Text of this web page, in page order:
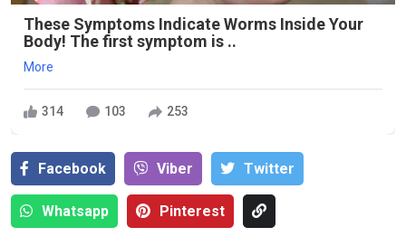
These Symptoms Indicate Worms Inside Your
Body! The first symptom is ..
More
314 103 253
Facebook Viber Тwitter
Whatsapp Pinterest